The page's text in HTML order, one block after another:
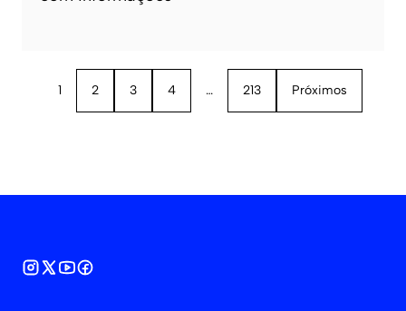
1 2 3 4 … 213 Próximos